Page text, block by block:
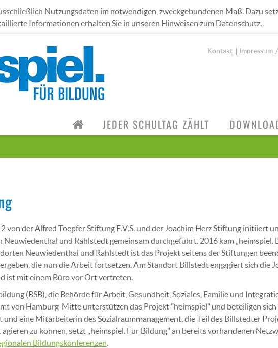
Nutzungsdaten im notwendigen, zweckgebundenen Maß. Dazu
Informationen erhalten Sie in unseren Hinweisen zum Datenschutz.
Kontakt Impressum
JEDER SCHULTAG ZÄHLT
von der Alfred Toepfer Stiftung F.V.S. und der Joachim Herz Stiftung initiiert
Neuwiedenthal und Rahlstedt gemeinsam durchgeführt. 2016 kam „heimspiel.
Neuwiedenthal und Rahlstedt ist das Projekt seitens der Stiftungen
die nun die Arbeit fortsetzen. Am Standort Billstedt engagiert sich die
ist mit einem Büro vor Ort vertreten.
(BSB), die Behörde für Arbeit, Gesundheit, Soziales, Familie und
von Hamburg-Mitte unterstützen das Projekt "heimspiel" und beteiligen sich
eine Mitarbeiterin des Sozialraummanagement, die Teil des Billstedter
zu können, setzt „heimspiel. Für Bildung" an bereits vorhandenen
Bildungskonferenzen.